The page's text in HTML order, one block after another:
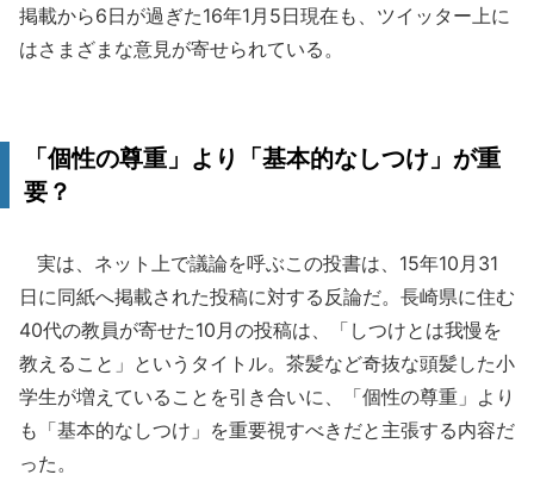
掲載から6日が過ぎた16年1月5日現在も、ツイッター上に
はさまざまな意見が寄せられている。
「個性の尊重」より「基本的なしつけ」が重
要？
実は、ネット上で議論を呼ぶこの投書は、15年10月31
日に同紙へ掲載された投稿に対する反論だ。長崎県に住む
40代の教員が寄せた10月の投稿は、「しつけとは我慢を
教えること」というタイトル。茶髪など奇抜な頭髪した小
学生が増えていることを引き合いに、「個性の尊重」より
も「基本的なしつけ」を重要視すべきだと主張する内容だ
った。